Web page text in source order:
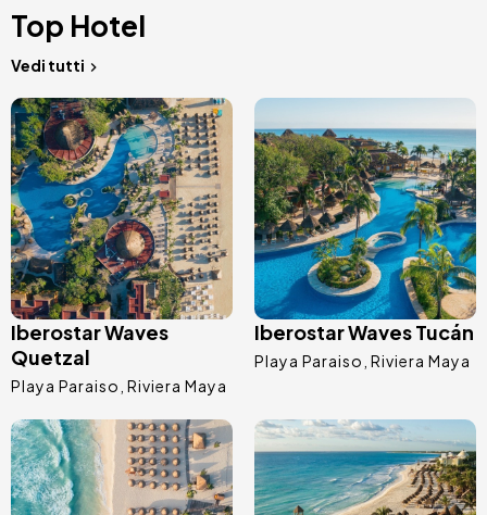
Top Hotel
Vedi tutti
Immagine
Iberostar Waves
Quetzal
Playa Paraiso Riviera Maya
Immagine
Iberostar Waves Tucán
Playa Paraiso Riviera Maya
Immagine Immagine